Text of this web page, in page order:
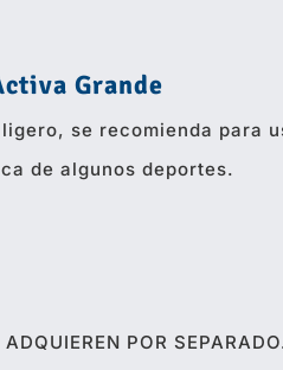
Grande
se recomienda para
de algunos deportes.
POR